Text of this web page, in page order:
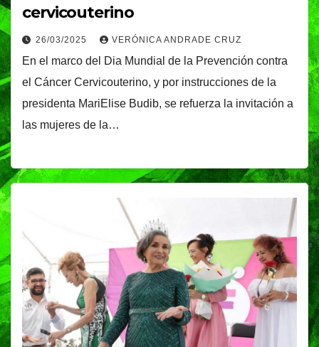
cervicouterino
26/03/2025 VERÓNICA ANDRADE CRUZ
En el marco del Dia Mundial de la Prevención contra
el Cáncer Cervicouterino, y por instrucciones de la
presidenta MariElise Budib, se refuerza la invitación a
las mujeres de la…